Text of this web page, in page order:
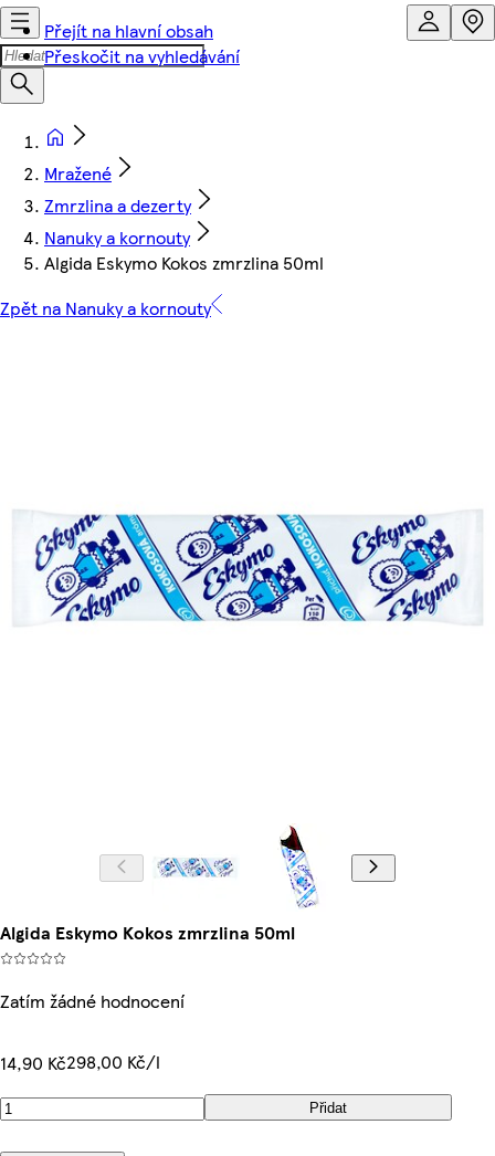
Přejít na hlavní obsah
Přeskočit na vyhledávání
Mražené
Zmrzlina a dezerty
Nanuky a kornouty
Algida Eskymo Kokos zmrzlina 50ml
Zpět na Nanuky a kornouty
Algida Eskymo Kokos zmrzlina 50ml
Zatím žádné hodnocení
14,90 Kč298,00 Kč/l
Přidat